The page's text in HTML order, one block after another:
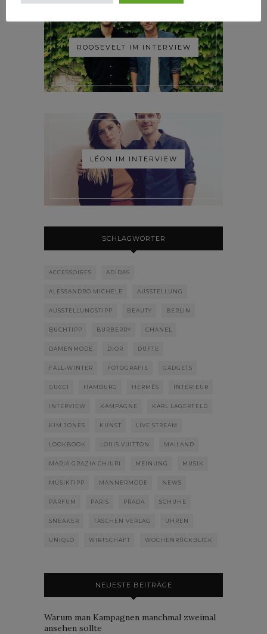
ROOSEVELT IM INTERVIEW
LÉON IM INTERVIEW
SCHLAGWÖRTER
ACCESSOIRES ADIDAS
ALESSANDRO MICHELE AUSSTELLUNG
AUSSTELLUNGSTIPP BEAUTY BERLIN
BUCHTIPP BURBERRY CHANEL
DAMENMODE DIOR DÜFTE
FALL-WINTER FOTOGRAFIE GADGETS
GUCCI HAMBURG HERMÈS INTERIEUR
INTERVIEW KAMPAGNE KARL LAGERFELD
KIM JONES KUNST LIVE STREAM
LOOKBOOK LOUIS VUITTON MAILAND
MARIA GRAZIA CHIURI MEINUNG MUSIK
MUSIKTIPP MÄNNERMODE NEWS
PARFUM PARIS PRADA SCHUHE
SNEAKER TASCHEN VERLAG UHREN
UNIQLO WIRTSCHAFT WOCHENRÜCKBLICK
NEUESTE BEITRÄGE
Warum man Kampagnen manchmal zweimal
ansehen sollte